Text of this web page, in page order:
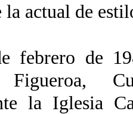
la actual de
de
Figueroa,
la Iglesia